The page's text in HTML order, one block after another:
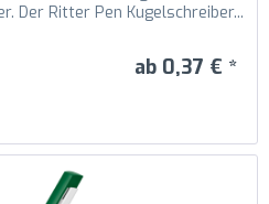
Der Ritter Pen Kugelschreiber...
ab 0,37 € *